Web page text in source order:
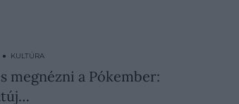
KULTÚRA
megnézni a Pókember: